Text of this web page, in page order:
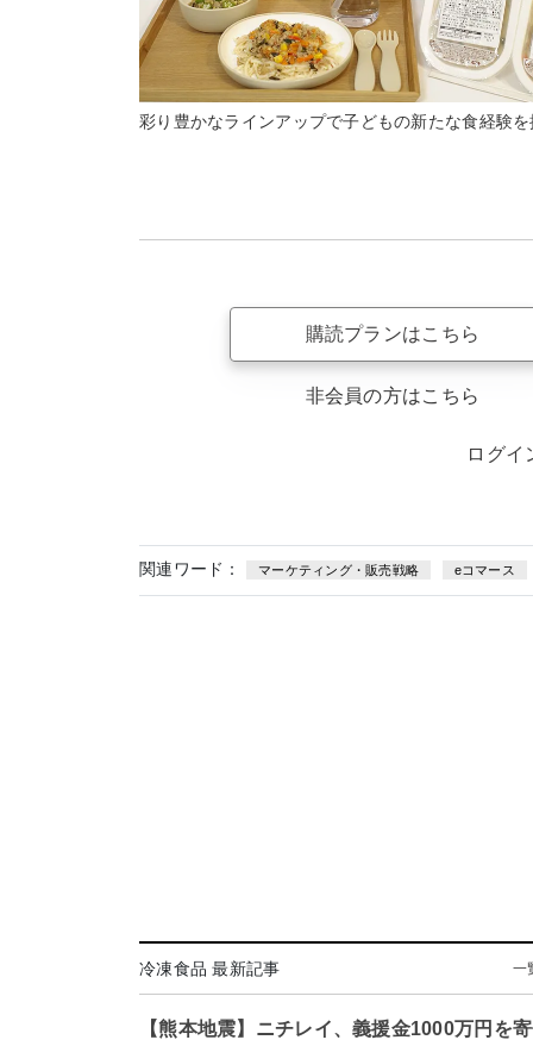
彩り豊かなラインアップで子どもの新たな食経験
購読プランはこちら
非会員の方はこちら
ログイ
関連ワード： マーケティング・販売戦略 eコマース
冷凍食品 最新記事 一
【熊本地震】ニチレイ、義援金1000万円を